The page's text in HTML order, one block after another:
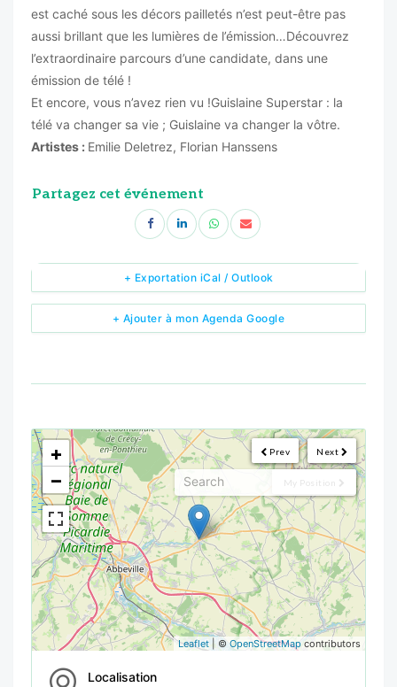
est caché sous les décors pailletés n’est peut-être pas
aussi brillant que les lumières de l’émission…Découvrez
l’extraordinaire parcours d’une candidate, dans une
émission de télé !
Et encore, vous n’avez rien vu !Guislaine Superstar : la
télé va changer sa vie ; Guislaine va changer la vôtre.
Artistes : Emilie Deletrez, Florian Hanssens
Partagez cet événement
+ Ajouter à mon Agenda Google
+ Exportation iCal / Outlook
Next
Prev
My Position
<!---->
+
−
Leaflet | © OpenStreetMap contributors
Localisation